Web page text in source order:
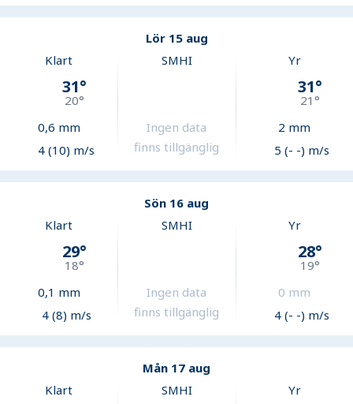
Lör 15 aug
Klart
31°
20°
0,6 mm
4 (10) m/s
SMHI
Ingen data
finns tillgänglig
Yr
31°
21°
2 mm
5 (- -) m/s
Sön 16 aug
Klart
29°
18°
0,1 mm
4 (8) m/s
SMHI
Ingen data
finns tillgänglig
Yr
28°
19°
0 mm
4 (- -) m/s
Mån 17 aug
Klart
SMHI Yr